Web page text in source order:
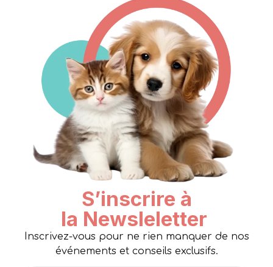
S’inscrire à
la Newsleletter
Inscrivez-vous pour ne rien manquer de nos
événements et conseils exclusifs.